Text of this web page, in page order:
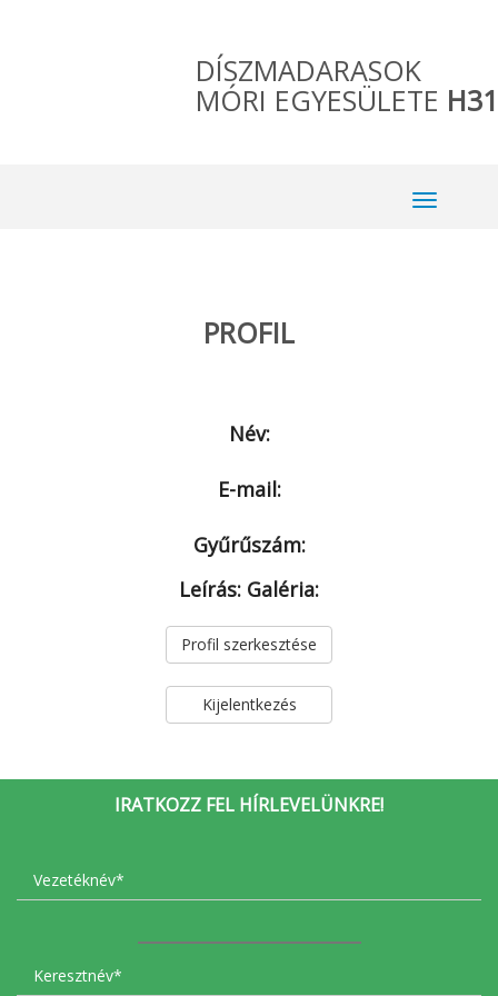
DÍSZMADARASOK
MÓRI EGYESÜLETE H31
PROFIL
Név:
E-mail:
Gyűrűszám:
Leírás: Galéria:
Profil szerkesztése
Kijelentkezés
IRATKOZZ FEL HÍRLEVELÜNKRE!